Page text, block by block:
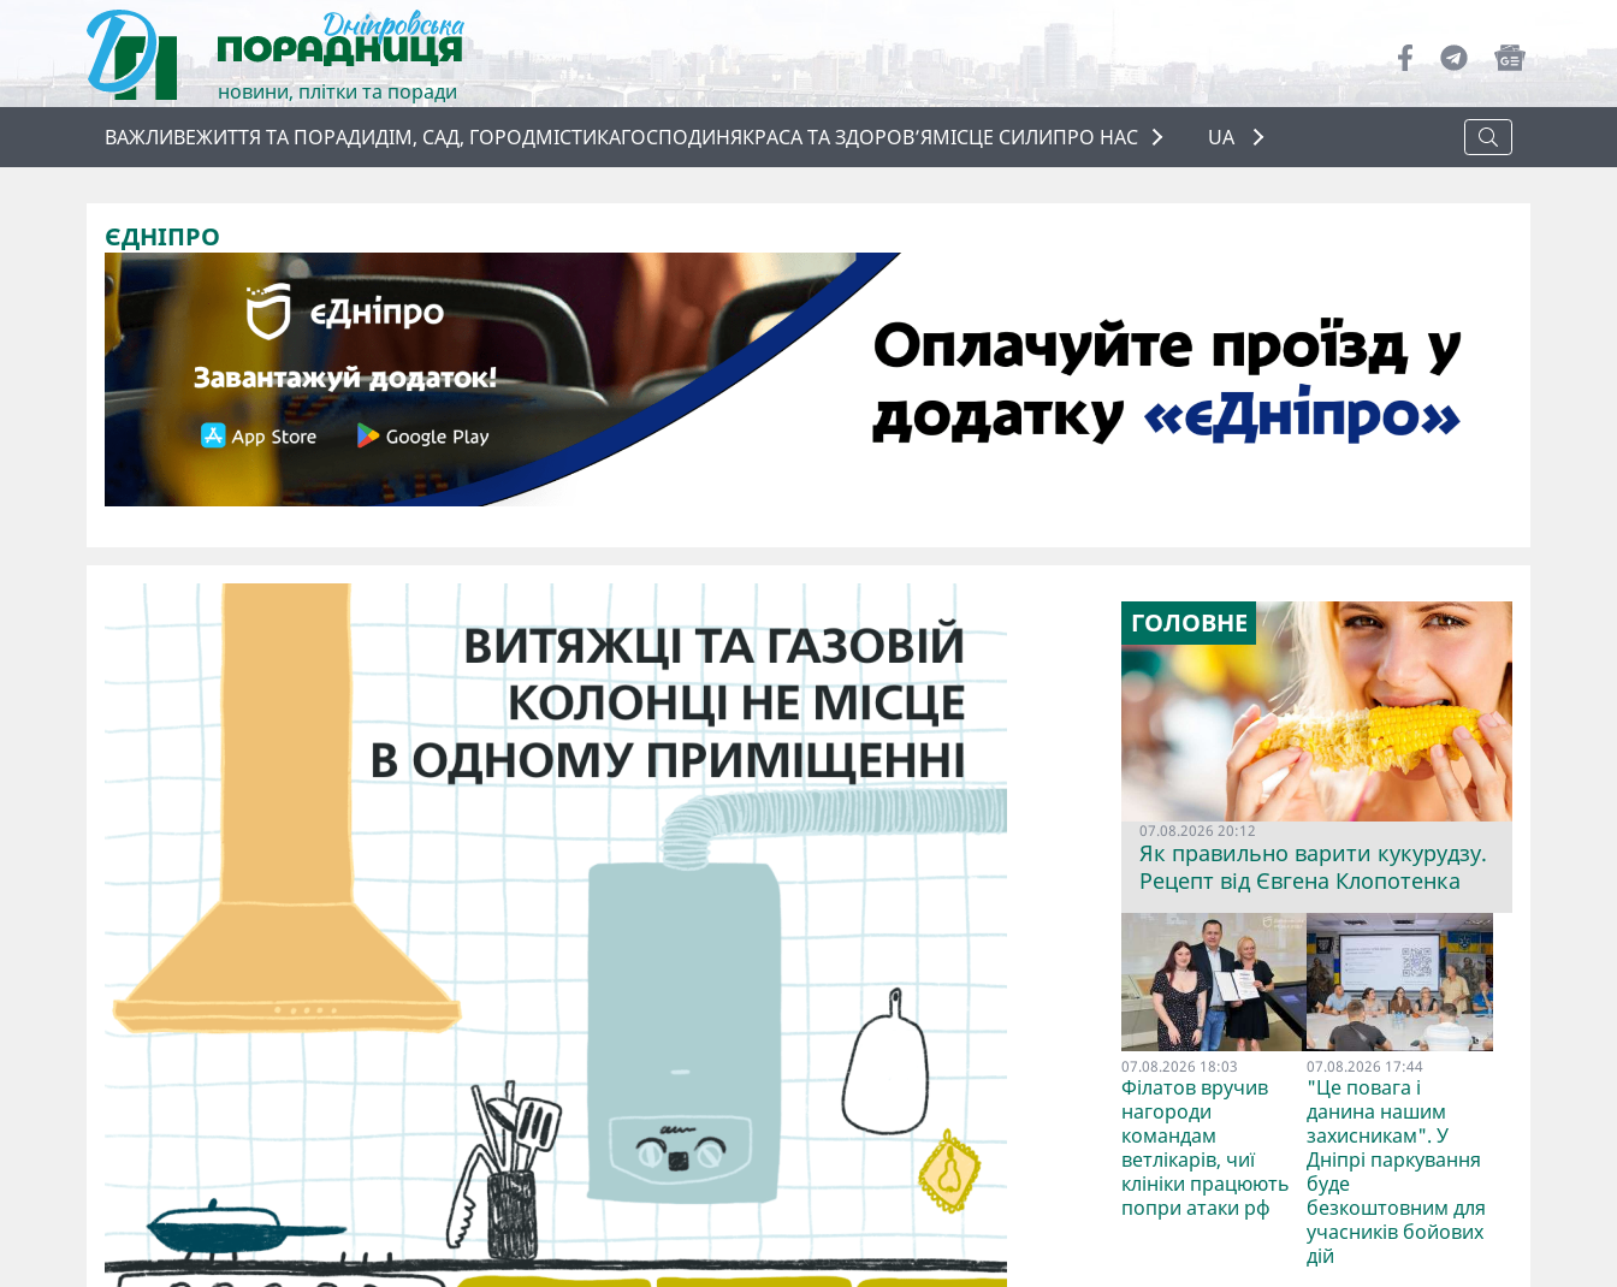
новини, плітки та поради
ВАЖЛИВЕЖИТТЯ ТА ПОРАДИДІМ, САД, ГОРОДМІСТИКАГОСПОДИНЯКРАСА ТА ЗДОРОВ’ЯМІСЦЕ СИЛИПРО НАС
UA
ЄДНІПРО
ГОЛОВНЕ
07.08.2026 20:12
Як правильно варити кукурудзу.
Рецепт від Євгена Клопотенка
07.08.2026 18:03
Філатов вручив
нагороди
командам
ветлікарів, чиї
клініки працюють
попри атаки рф
07.08.2026 17:44
"Це повага і
данина нашим
захисникам". У
Дніпрі паркування
буде
безкоштовним для
учасників бойових
дій